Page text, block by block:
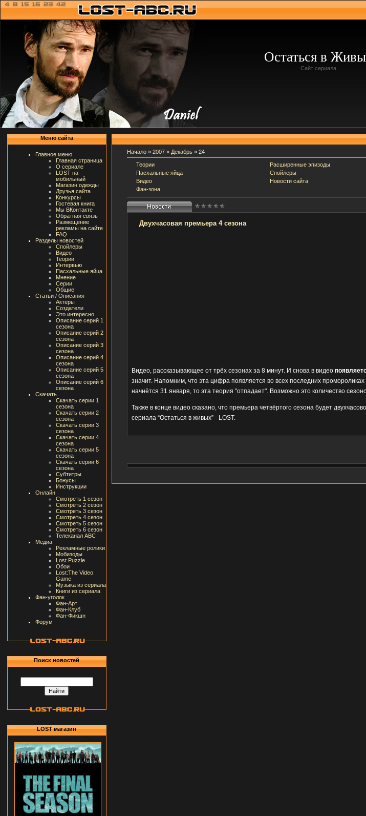
Остаться в
Сайт сериала
Меню сайта
Главное меню
Главная страница
О сериале
LOST на
мобильный
Магазин одежды
Друзья сайта
Конкурсы
Гостевая книга
Мы ВКонтакте
Обратная связь
Размещение
рекламы на сайте
FAQ
Разделы новостей
Спойлеры
Видео
Теории
Интервью
Пасхальные яйца
Мнение
Серии
Общие
Статьи / Описания
Актеры
Создатели
Это интересно
Описание серий 1
сезона
Описание серий 2
сезона
Описание серий 3
сезона
Описание серий 4
сезона
Описание серий 5
сезона
Описание серий 6
сезона
Скачать
Скачать серии 1
сезона
Скачать серии 2
сезона
Скачать серии 3
сезона
Скачать серии 4
сезона
Скачать серии 5
сезона
Скачать серии 6
сезона
Субтитры
Бонусы
Инструкции
Онлайн
Смотреть 1 сезон
Смотреть 2 сезон
Смотреть 3 сезон
Смотреть 4 сезон
Смотреть 5 сезон
Смотреть 6 сезон
Телеканал ABC
Медиа
Рекламные ролики
Мобизоды
Lost Puzzle
Обои
Lost:The Video
Game
Музыка из сериала
Книги из сериала
Фан-уголок
Фан-Арт
Фан-Клуб
Фан-Фикшн
Форум
Поиск новостей
LOST магазин
Начало» 2007 » Декабрь » 24
Теории Расширенные эпизоды
Пасхальные яйца
Спойлеры
Видео
Новости сайта
Фан-зона
Двухчасовая премьера 4 сезона
Видео, рассказывающее от трёх сезонах за 8 минут. И снова в видео
значит. Напомним, что эта цифра появляется во всех последних промороликах
начнётся 31 января, то эта теория "отпадает". Возможно это количество
Также в конце видео сказано, что премьера четвёртого сезона будет
сериала “Остаться в живых” - LOST.